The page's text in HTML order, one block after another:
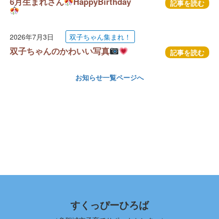
記事を読む
2026年7月3日 双子ちゃん集まれ！
双子ちゃんのかわいい写真 記事を読む
お知らせ一覧ページへ
すくっぴーひろば